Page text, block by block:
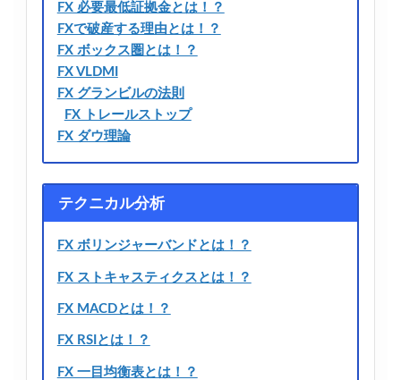
FX 必要最低証拠金とは！？
FXで破産する理由とは！？
FX ボックス圏とは！？
FX VLDMI
FX グランビルの法則
FX トレールストップ
FX ダウ理論
テクニカル分析
FX ボリンジャーバンドとは！？
FX ストキャスティクスとは！？
FX MACDとは！？
FX RSIとは！？
FX 一目均衡表とは！？